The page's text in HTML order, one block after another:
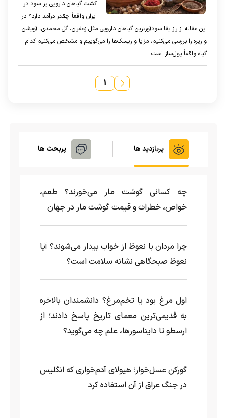
کشت گیاهان دارویی پر سود در
ایران واقعاً چقدر درآمد دارد؟ در
این مقاله از راز بقا سودآورترین گیاهان دارویی مثل زعفران، گل محمدی، آویشن
و زیره را بررسی می‌کنیم، مزایا و ریسک‌ها را می‌گوییم و مشخص می‌کنیم کدام
گیاه واقعاً پول‌ساز است.
۱
پربازدید ها پربحث ها
چه کسانی گوشت مار می‌خورند؟ طعم،
خواص، خطرات و قیمت گوشت مار در جهان
چرا مردان با نعوظ از خواب بیدار می‌شوند؟ آیا
نعوظ صبحگاهی نشانه سلامت است؟
اول مرغ بود یا تخم‌مرغ؟ دانشمندان بالاخره
به قدیمی‌ترین معمای تاریخ پاسخ دادند؛ از
ارسطو تا دایناسورها، علم چه می‌گوید؟
گورکن عسل‌خوار؛ هیولای آدم‌خواری که انگلیس
در جنگ عراق از آن استفاده کرد